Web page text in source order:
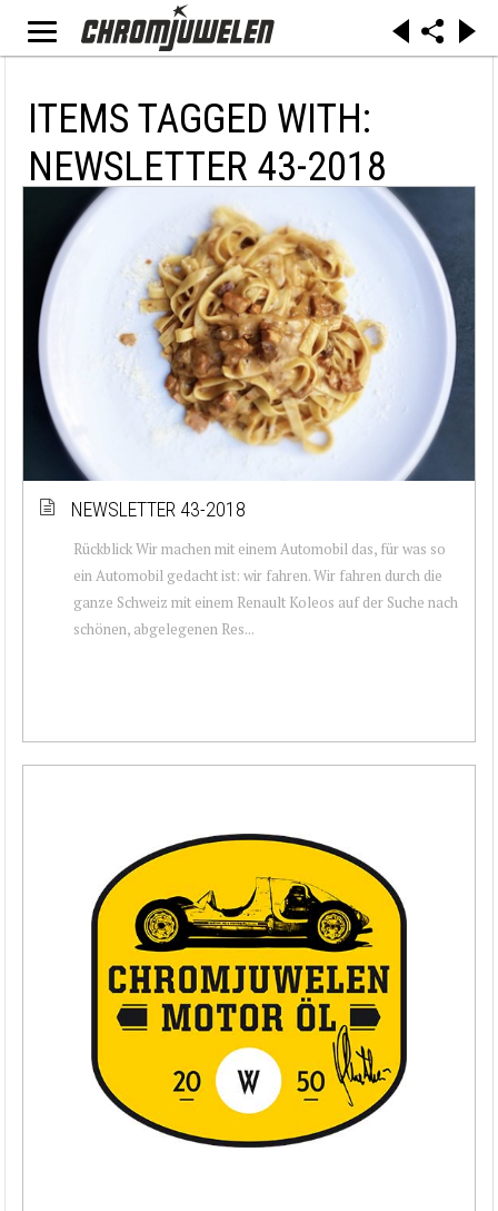
ITEMS TAGGED WITH:
NEWSLETTER 43-2018
NEWSLETTER 43-2018
Rückblick Wir machen mit einem Automobil das, für was so
ein Automobil gedacht ist: wir fahren. Wir fahren durch die
ganze Schweiz mit einem Renault Koleos auf der Suche nach
schönen, abgelegenen Res...